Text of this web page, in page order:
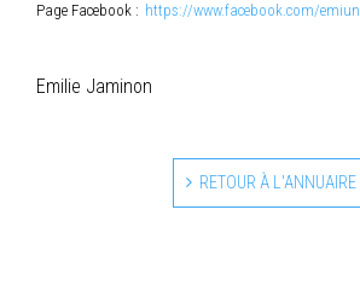
Page Facebook : https://www.facebook.com/
Emilie Jaminon
RETOUR À L'ANNUAIRE